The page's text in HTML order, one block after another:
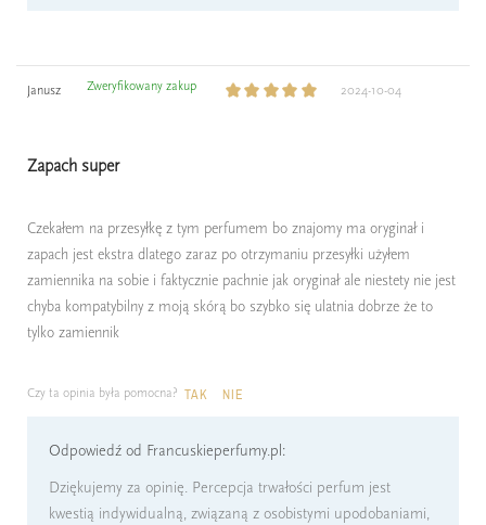
Janusz Zweryfikowany zakup 2024-10-04
Zapach super
Czekałem na przesyłkę z tym perfumem bo znajomy ma oryginał i
zapach jest ekstra dlatego zaraz po otrzymaniu przesyłki użyłem
zamiennika na sobie i faktycznie pachnie jak oryginał ale niestety nie jest
chyba kompatybilny z moją skórą bo szybko się ulatnia dobrze że to
tylko zamiennik
Czy ta opinia była pomocna? TAK NIE
Odpowiedź od Francuskieperfumy.pl:
Dziękujemy za opinię. Percepcja trwałości perfum jest
kwestią indywidualną, związaną z osobistymi upodobaniami,